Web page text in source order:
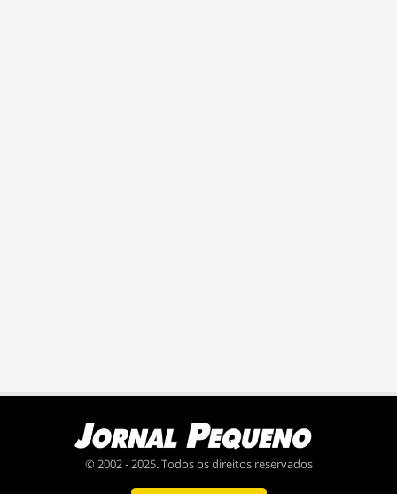
© 2002 - 2025. Todos os direitos reservados